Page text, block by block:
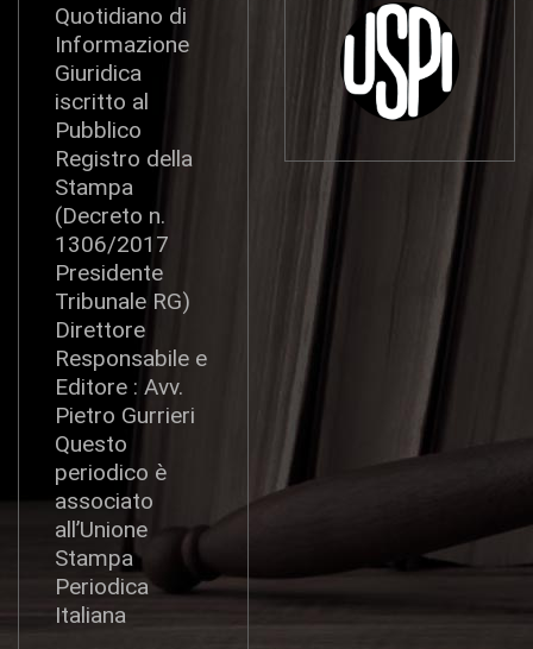
Quotidiano di
Informazione
Giuridica
iscritto al
Pubblico
Registro della
Stampa
(Decreto n.
1306/2017
Presidente
Tribunale RG)
Direttore
Responsabile e
Editore : Avv.
Pietro Gurrieri
Questo
periodico è
associato
all’Unione
Stampa
Periodica
Italiana